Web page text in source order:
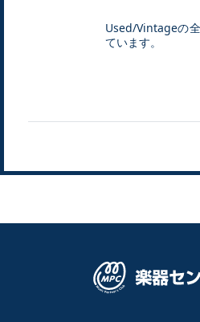
Used/Vintageの
ています。